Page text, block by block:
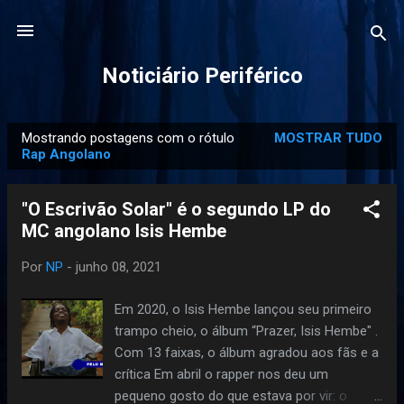
Noticiário Periférico
o
Mostrando postagens com o rótulo
Rap Angolano
MOSTRAR TUDO
"O Escrivão Solar" é o segundo LP do
MC angolano Isis Hembe
Por NP - junho 08, 2021
Em 2020, o Isis Hembe lançou seu primeiro
trampo cheio, o álbum “Prazer, Isis Hembe" .
Com 13 faixas, o álbum agradou aos fãs e a
crítica Em abril o rapper nos deu um
pequeno gosto do que estava por vir: o